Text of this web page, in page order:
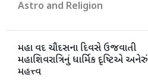
Astro and Religion
મહા વદ ચૌદસના દિવસે ઉજવાતી
મહાશિવરાત્રિનું ધાર્મિક દૃષ્ટિએ અનેરું
મહત્ત્વ